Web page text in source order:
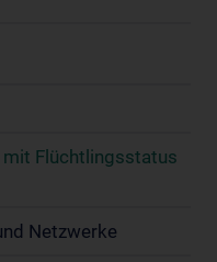
Flüchtlingsstatus
Netzwerke